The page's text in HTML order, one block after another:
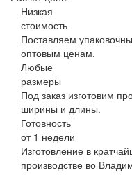
Низкая
стоимость
Поставляем
оптовым ценам.
Любые
размеры
Под заказ изготовим
ширины и длины.
Готовность
от 1 недели
Изготовление в
производстве во